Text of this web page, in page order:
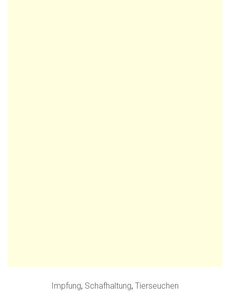
Impfung, Schafhaltung, Tierseuchen